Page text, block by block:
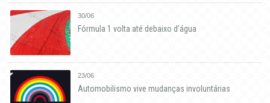
30/06
Fórmula 1 volta até debaixo d’água
23/06
Automobilismo vive mudanças involuntárias